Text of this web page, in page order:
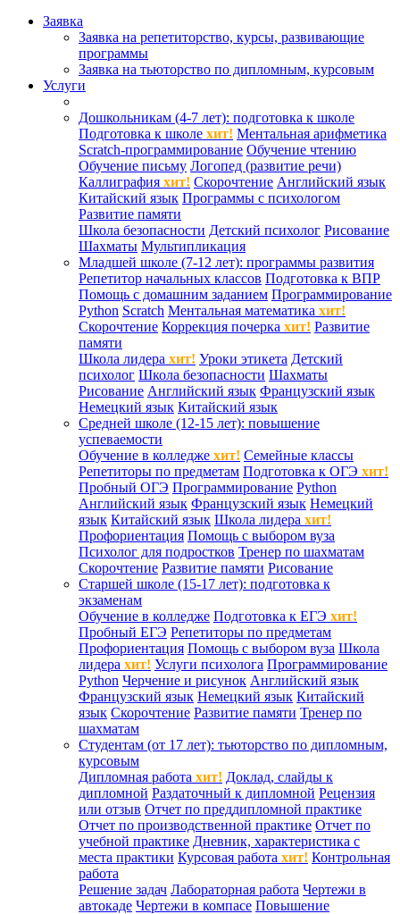
Заявка
Заявка на репетиторство, курсы, развивающие
программы
Заявка на тьюторство по дипломным, курсовым
Услуги
Дошкольникам (4-7 лет): подготовка к школе
Подготовка к школе хит! Ментальная арифметика
Scratch-программирование Обучение чтению
Обучение письму Логопед (развитие речи)
Каллиграфия хит! Скорочтение Английский язык
Китайский язык Программы с психологом
Развитие памяти
Школа безопасности Детский психолог Рисование
Шахматы Мультипликация
Младшей школе (7-12 лет): программы развития
Репетитор начальных классов Подготовка к ВПР
Помощь с домашним заданием Программирование
Python Scratch Ментальная математика хит!
Скорочтение Коррекция почерка хит! Развитие
памяти
Школа лидера хит! Уроки этикета Детский
психолог Школа безопасности Шахматы
Рисование Английский язык Французский язык
Немецкий язык Китайский язык
Средней школе (12-15 лет): повышение
успеваемости
Обучение в колледже хит! Семейные классы
Репетиторы по предметам Подготовка к ОГЭ хит!
Пробный ОГЭ Программирование Python
Английский язык Французский язык Немецкий
язык Китайский язык Школа лидера хит!
Профориентация Помощь с выбором вуза
Психолог для подростков Тренер по шахматам
Скорочтение Развитие памяти Рисование
Старшей школе (15-17 лет): подготовка к
экзаменам
Обучение в колледже Подготовка к ЕГЭ хит!
Пробный ЕГЭ Репетиторы по предметам
Профориентация Помощь с выбором вуза Школа
лидера хит! Услуги психолога Программирование
Python Черчение и рисунок Английский язык
Французский язык Немецкий язык Китайский
язык Скорочтение Развитие памяти Тренер по
шахматам
Студентам (от 17 лет): тьюторство по дипломным,
курсовым
Дипломная работа хит! Доклад, слайды к
дипломной Раздаточный к дипломной Рецензия
или отзыв Отчет по преддипломной практике
Отчет по производственной практике Отчет по
учебной практике Дневник, характеристика с
места практики Курсовая работа хит! Контрольная
работа
Решение задач Лабораторная работа Чертежи в
автокаде Чертежи в компасе Повышение